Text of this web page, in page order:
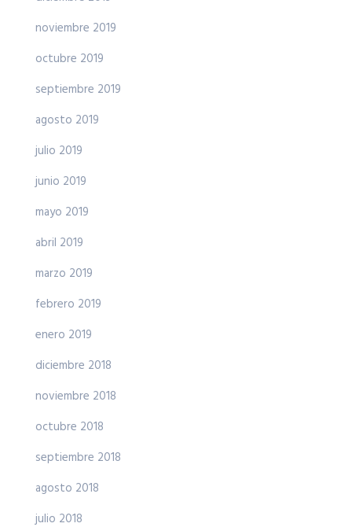
noviembre 2019
octubre 2019
septiembre 2019
agosto 2019
julio 2019
junio 2019
mayo 2019
abril 2019
marzo 2019
febrero 2019
enero 2019
diciembre 2018
noviembre 2018
octubre 2018
septiembre 2018
agosto 2018
julio 2018